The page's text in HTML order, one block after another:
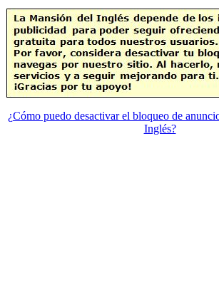
¿Cómo puedo desactivar el bloqueo de
Inglés?